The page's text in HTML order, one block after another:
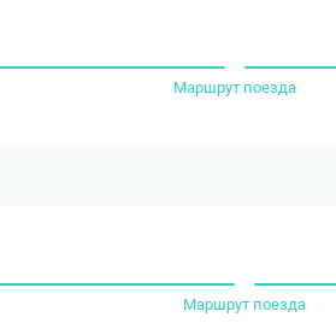
Маршрут поезда
Маршрут поезда